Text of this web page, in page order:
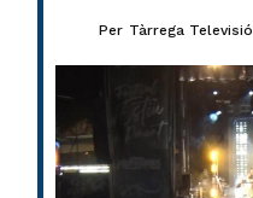
Per Tàrrega Televisió